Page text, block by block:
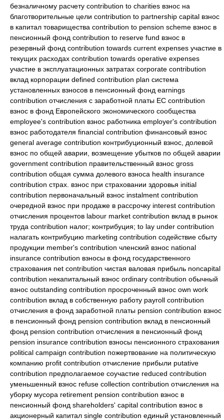
безналичному расчету contribution to charities взнос на
благотворительные цели contribution to partnership capital взнос
в капитал товарищества contribution to pension scheme взнос в
пенсионный фонд contribution to reserve fund взнос в
резервный фонд contribution towards current expenses участие в
текущих расходах contribution towards operative expenses
участие в эксплуатационных затратах corporate contribution
вклад корпорации defined contribution plan система
установленных взносов в пенсионный фонд earnings
contribution отчисления с заработной платы EC contribution
взнос в фонд Европейского экономического сообщества
employee's contribution взнос работника employer's contribution
взнос работодателя financial contribution финансовый взнос
general average contribution контрибуционный взнос, долевой
взнос по общей аварии, возмещение убытков по общей аварии
government contribution правительственный взнос gross
contribution общая сумма долевого взноса health insurance
contribution страх. взнос при страховании здоровья initial
contribution первоначальный взнос instalment contribution
очередной взнос при продаже в рассрочку interest contribution
отчисления процентов labour market contribution вклад в рынок
труда contribution налог; контрибуция; to lay under contribution
налагать контрибуцию marketing contribution содействие сбыту
продукции member's contribution членский взнос national
insurance contribution взносы в фонд государственного
страхования net contribution чистая валовая прибыль noncapital
contribution некапитальный взнос ordinary contribution обычный
взнос outstanding contribution просроченный взнос own work
contribution вклад в собственную работу payroll contribution
отчисления в фонд заработной платы pension contribution взнос
в пенсионный фонд pension contribution вклад в пенсионный
фонд pension contribution отчисления в пенсионный фонд
pension insurance contribution взносы пенсионного страхования
political campaign contribution пожертвование на политическую
компанию profit contribution отчисление прибыли putative
contribution предполагаемое соучастие reduced contribution
уменьшенный взнос refuse collection contribution отчисления на
уборку мусора retirement pension contribution взнос в
пенсионный фонд shareholders' capital contribution взнос в
акционерный капитал single contribution единый установленный